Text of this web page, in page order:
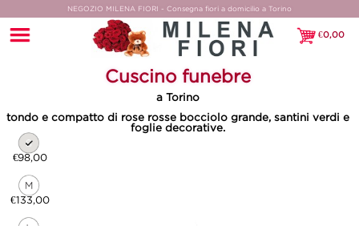
NEGOZIO MILENA FIORI - Consegna fiori a domicilio a Torino
€0,00
€0,00
Cuscino funebre
a Torino
tondo e compatto di rose rosse bocciolo grande, santini verdi e
foglie decorative.
€98,00
€133,00